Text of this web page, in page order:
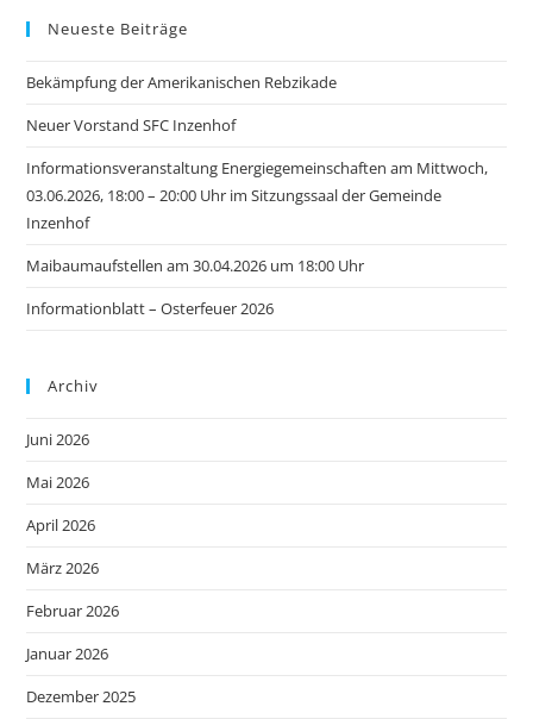
Neueste Beiträge
Bekämpfung der Amerikanischen Rebzikade
Neuer Vorstand SFC Inzenhof
Informationsveranstaltung Energiegemeinschaften am Mittwoch,
03.06.2026, 18:00 – 20:00 Uhr im Sitzungssaal der Gemeinde
Inzenhof
Maibaumaufstellen am 30.04.2026 um 18:00 Uhr
Informationblatt – Osterfeuer 2026
Archiv
Juni 2026
Mai 2026
April 2026
März 2026
Februar 2026
Januar 2026
Dezember 2025